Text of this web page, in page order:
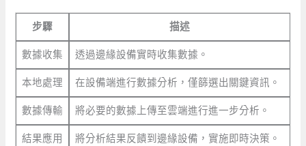
步驟 描述
數據收集 透過邊緣設備實時收集數據。
本地處理 在設備端進行數據分析，僅篩選出關鍵資訊。
數據傳輸 將必要的數據上傳至雲端進行進一步分析。
結果應用 將分析結果反饋到邊緣設備，實施即時決策。